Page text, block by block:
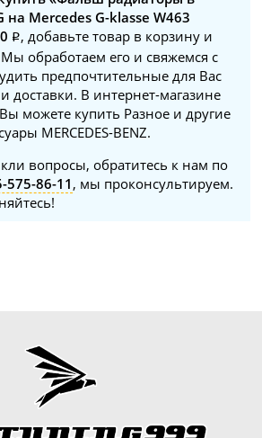
на Mercedes G-klasse W463
, добавьте товар в корзину и
обработаем его и свяжемся с
предпочтительные для Вас
доставки. В интернет-магазине
можете купить Разное и другие
MERCEDES-BENZ.
вопросы, обратитесь к нам по
575-86-11 , мы проконсультируем.